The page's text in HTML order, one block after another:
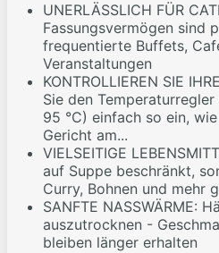
UNERLÄSSLICH FÜR
Fassungsvermögen sind
frequentierte Buffets,
Veranstaltungen
KONTROLLIEREN SIE
Sie den
95 °C) einfach so ein,
Gericht am...
VIELSEITIGE
auf Suppe beschränkt,
Curry, Bohnen und mehr
SANFTE NASSWÄRME:
auszutrocknen -
bleiben länger erhalten